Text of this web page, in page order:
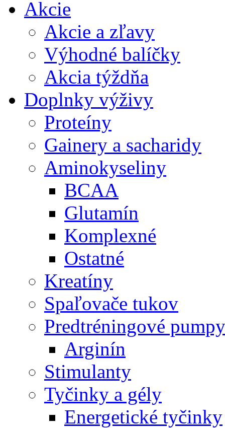
Akcie
Akcie a zľavy
Výhodné balíčky
Akcia týždňa
Doplnky výživy
Proteíny
Gainery a sacharidy
Aminokyseliny
BCAA
Glutamín
Komplexné
Ostatné
Kreatíny
Spaľovače tukov
Predtréningové pumpy
Arginín
Stimulanty
Tyčinky a gély
Energetické tyčinky